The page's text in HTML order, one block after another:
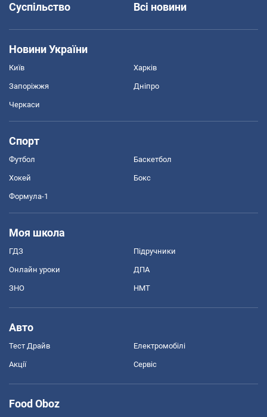
Суспільство
Всі новини
Новини України
Київ Харків
Запоріжжя Дніпро
Черкаси
Спорт
Футбол Баскетбол
Хокей Бокс
Формула-1
Моя школа
ГДЗ Підручники
Онлайн уроки ДПА
ЗНО НМТ
Авто
Тест Драйв Електромобілі
Акції Сервіс
Food Oboz